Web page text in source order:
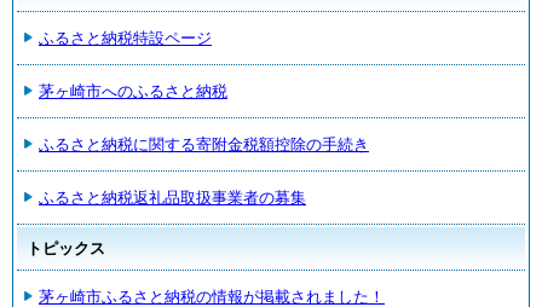
ふるさと納税特設ページ
茅ヶ崎市へのふるさと納税
ふるさと納税に関する寄附金税額控除の手続き
ふるさと納税返礼品取扱事業者の募集
トピックス
茅ヶ崎市ふるさと納税の情報が掲載されました！